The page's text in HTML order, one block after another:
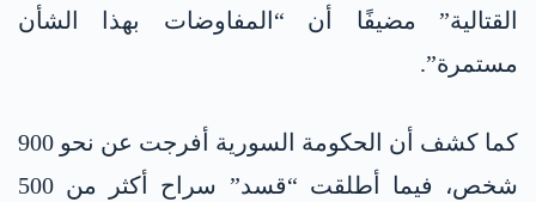
القتالية” مضيفًا أن “المفاوضات بهذا الشأن
مستمرة”.
كما كشف أن الحكومة السورية أفرجت عن نحو 900
شخص، فيما أطلقت “قسد” سراح أكثر من 500